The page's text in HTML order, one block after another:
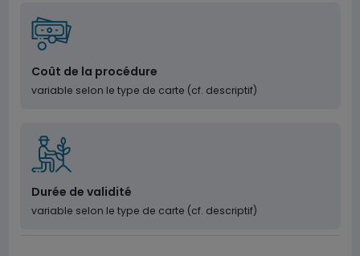
Coût de la procédure
variable selon le type de carte (cf. descriptif)
Durée de validité
variable selon le type de carte (cf. descriptif)